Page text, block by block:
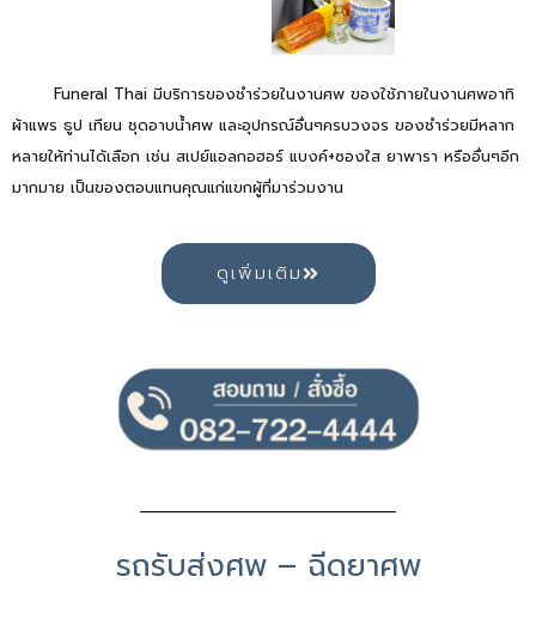
Funeral Thai มีบริการของชำร่วยในงานศพ ของใช้ภายในงานศพอาทิ
ผ้าแพร ธูป เทียน ชุดอาบน้ำศพ และอุปกรณ์อื่นๆครบวงจร ของชำร่วยมีหลาก
หลายให้ท่านได้เลือก เช่น สเปย์แอลกอฮอร์ แบงค์+ซองใส ยาพารา หรืออื่นๆอีก
มากมาย เป็นของตอบแทนคุณแก่แขกผู้ที่มาร่วมงาน
ดูเพิ่มเติม
รถรับส่งศพ – ฉีดยาศพ